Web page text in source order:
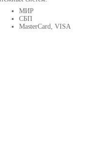
МИР
СБП
MasterCard, VISA